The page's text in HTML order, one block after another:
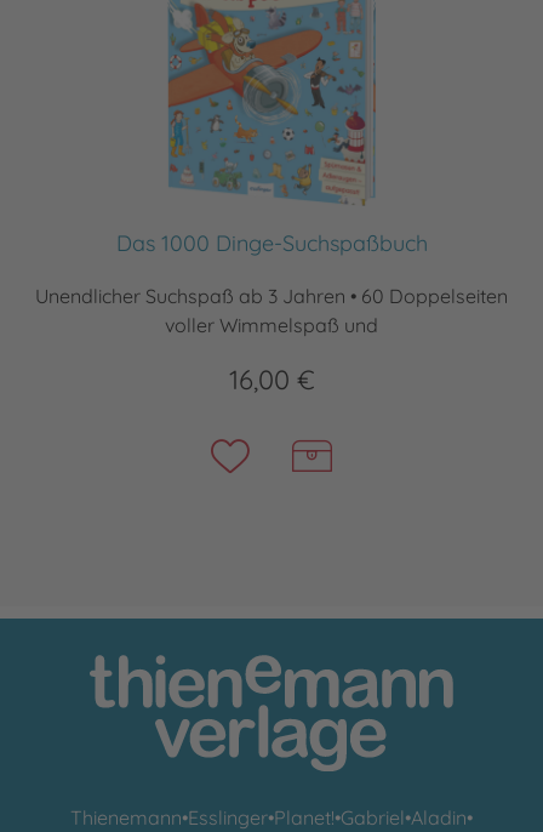
Das 1000 Dinge-Suchspaßbuch
Unendlicher Suchspaß ab 3 Jahren • 60 Doppelseiten
voller Wimmelspaß und
16,00 €
Thienemann•Esslinger•Planet!•Gabriel•Aladin•